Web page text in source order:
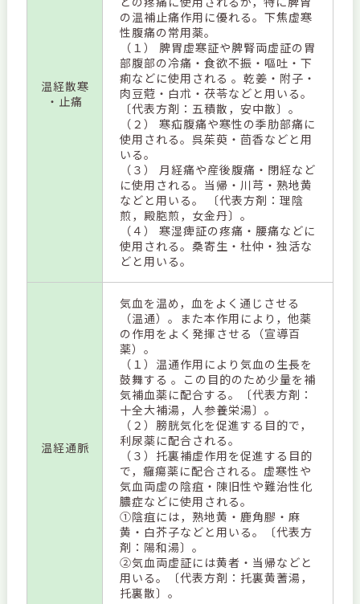
温経散寒
・止痛
の温補止痛作用に優れる。下焦虚寒
性腹痛の常用薬。
（１） 脾胃虚寒証や脾腎両虚証の胃
部腹部の冷痛・食欲不振・嘔吐・下
痢などに使用される 。乾姜・附子・
肉豆蒄・白朮・茯苓などと用いる。
〔代表方剤：五積散，安中散〕。
（２） 寒疝腹痛や寒性の季肋部痛に
使用される。呉茱萸・茴香などと用
いる。
（３） 月経痛や産後腹痛・閉経など
に使用される。当帰・川芎・熟地黄
などと用いる。 〔代表方剤：理陰
煎，殿胞煎，女金丹〕。
（４） 寒湿痺証の疼痛・腰痛などに
使用される。桑寄生・杜仲・独活な
どと用いる。
温経通脈
気血を温め，血をよく通じさせる
（温通）。また本作用により，他薬
の作用をよく発揮させる（宣導百
薬）。
（１）温通作用により気血の生長を
鼓舞する 。この目的のため少量を補
気補血薬に配合する。〔代表方剤：
十全大補湯，人参養栄湯〕。
（２）膀胱気化を促進する目的で，
利尿薬に配合される。
（３）托裏補虚作用を促進する目的
で，癰瘍薬に配合される。虚寒性や
気血両虚の陰疽・陳旧性や難治性化
膿症などに使用される。
①陰疽には，熟地黄・鹿角膠・麻
黄・白芥子などと用いる。〔代表方
剤：陽和湯〕。
②気血両虚証には黄者・当帰などと
用いる。〔代表方剤：托裏黄蓍湯，
托裏散〕。